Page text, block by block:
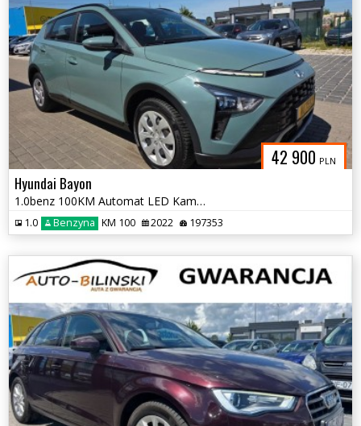
42 900 PLN
Hyundai Bayon
1.0benz 100KM Automat LED Kamera+PDC Tempomat Carplay FakturaGwarancja
1.0 Benzyna KM 100 2022 197353